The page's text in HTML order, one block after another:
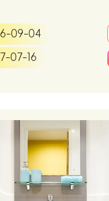
09-04
07-16